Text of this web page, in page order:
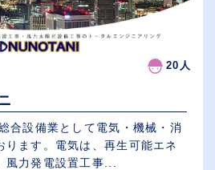
20人
合設備業として電気・機械・消
ります。電気は、再生可能エネ
風力発電設置工事...